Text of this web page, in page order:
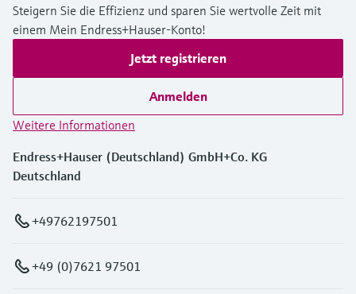
Steigern Sie die Effizienz und sparen Sie wertvolle Zeit mit
einem Mein Endress+Hauser-Konto!
Jetzt registrieren
Anmelden
Weitere Informationen
Endress+Hauser (Deutschland) GmbH+Co. KG
Deutschland
+49762197501
+49 (0)7621 97501